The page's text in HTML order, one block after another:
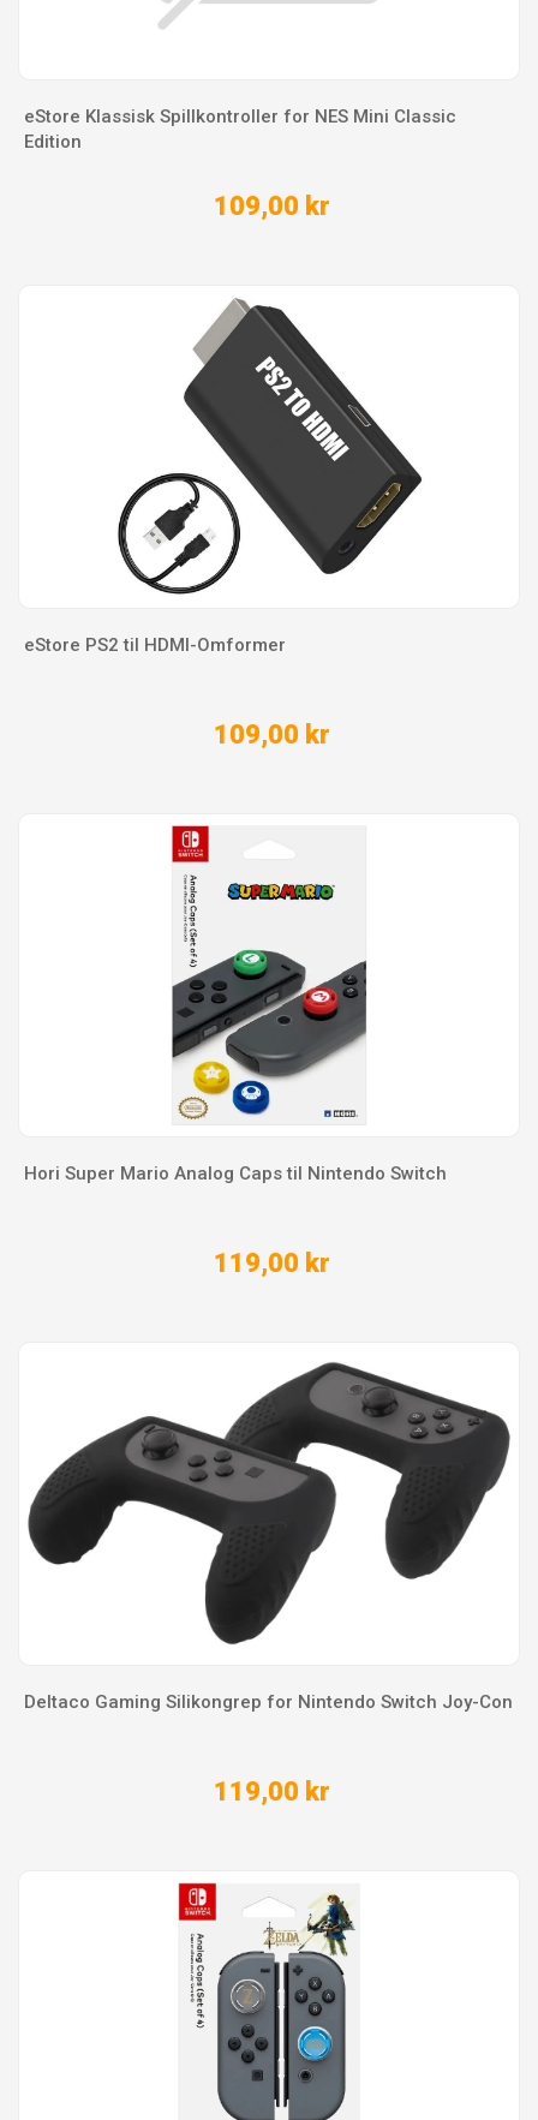
eStore Klassisk Spillkontroller for NES Mini Classic
Edition
109,00 kr
eStore PS2 til HDMI-Omformer
109,00 kr
Hori Super Mario Analog Caps til Nintendo Switch
119,00 kr
Deltaco Gaming Silikongrep for Nintendo Switch Joy-Con
119,00 kr